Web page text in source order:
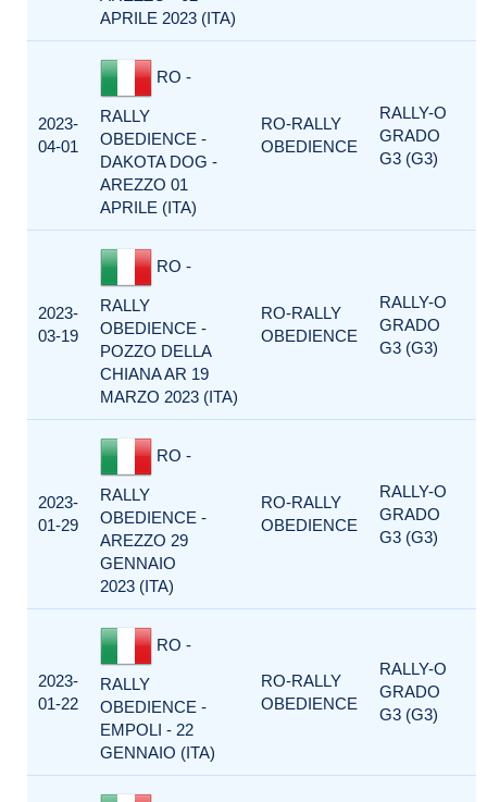
APRILE 2023 (ITA)
2023-
04-01
RO -
RALLY
OBEDIENCE -
DAKOTA DOG -
AREZZO 01
APRILE (ITA)
RO-RALLY
OBEDIENCE
RALLY-O
GRADO
G3 (G3)
2023-
03-19
RO -
RALLY
OBEDIENCE -
POZZO DELLA
CHIANA AR 19
MARZO 2023 (ITA)
RO-RALLY
OBEDIENCE
RALLY-O
GRADO
G3 (G3)
2023-
01-29
RO -
RALLY
OBEDIENCE -
AREZZO 29
GENNAIO
2023 (ITA)
RO-RALLY
OBEDIENCE
RALLY-O
GRADO
G3 (G3)
2023-
01-22
RO -
RALLY
OBEDIENCE -
EMPOLI - 22
GENNAIO (ITA)
RO-RALLY
OBEDIENCE
RALLY-O
GRADO
G3 (G3)